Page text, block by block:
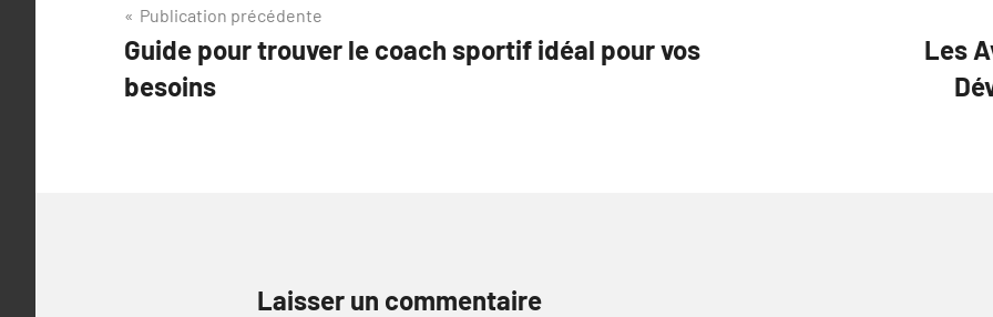
Navigation
de
l’article
Publication précédente
Guide pour trouver le coach sportif idéal pour vos
besoins
Les
Laisser un commentaire